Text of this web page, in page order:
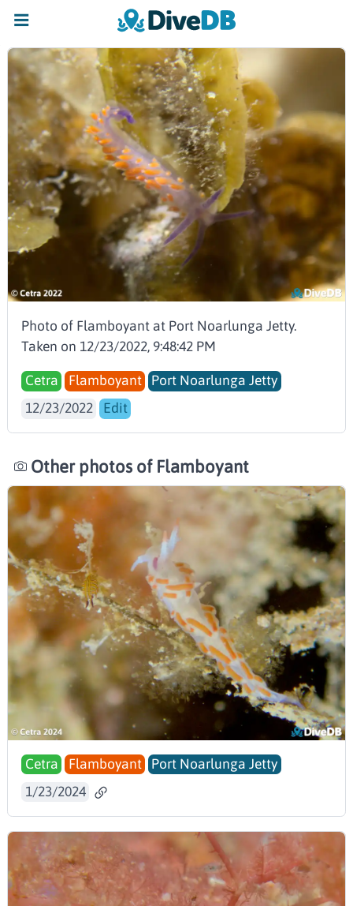
Photo of Flamboyant at Port Noarlunga Jetty.
Taken on 12/23/2022, 9:48:42 PM
Cetra Flamboyant
Port Noarlunga Jetty
12/23/2022
Edit
Other photos of Flamboyant
Cetra Flamboyant
Port Noarlunga Jetty
1/23/2024